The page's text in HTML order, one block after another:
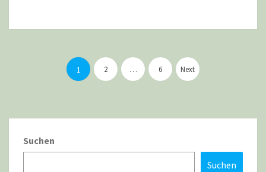
Seitennummerierung
der
Beiträge
1 2 … 6 Next
Suchen
Suchen